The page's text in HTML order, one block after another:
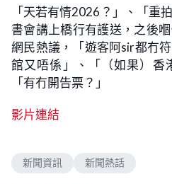
「天若有情2026？」、「重
書會講上橋行有護送，之後
網民熱議，「遊客阿sir都冇
館又唔係」、「（如果）香
「有冇開告票？」
影片連結
新聞資訊 新聞熱話